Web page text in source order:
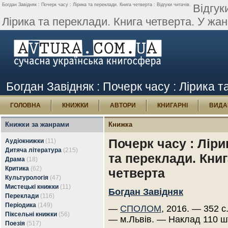
Богдан Завідняк : Почерк часу : Лірика та переклади. Книга четверта : Відгуки читачів.
Лірика та переклади. Книга четверта. У
Богдан Завідняк : Почерк часу : Лірика
ГОЛОВНА КНИЖКИ АВТОРИ КНИГАРНІ
Книжки за жанрами
Аудіокнижки (11)
Дитяча література (215)
Драма (18)
Критика (62)
Культурологія (47)
Мистецькі книжки (11)
Переклади (116)
Періодика (149)
Піксельні книжки (56)
Поезія (517)
Книжка
Почерк часу :
та переклади.
четверта
Богдан Завідняк
— СПОЛОМ, 2016. — 352 с.
— м.Львів. — Наклад 110